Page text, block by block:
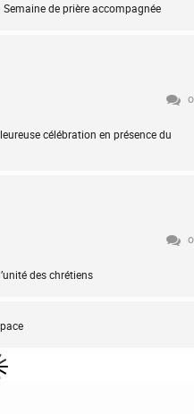
de prière accompagnée
0
célébration en présence du
0
des chrétiens